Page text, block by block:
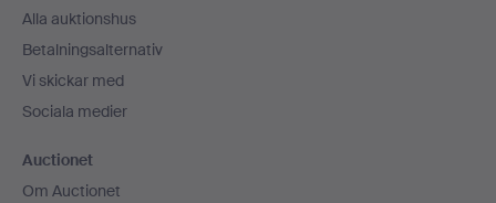
Alla auktionshus
Betalningsalternativ
Vi skickar med
Sociala medier
Auctionet
Om Auctionet